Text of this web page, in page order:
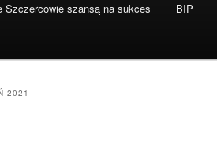
Szczercowie szansą na sukces BIP
2021